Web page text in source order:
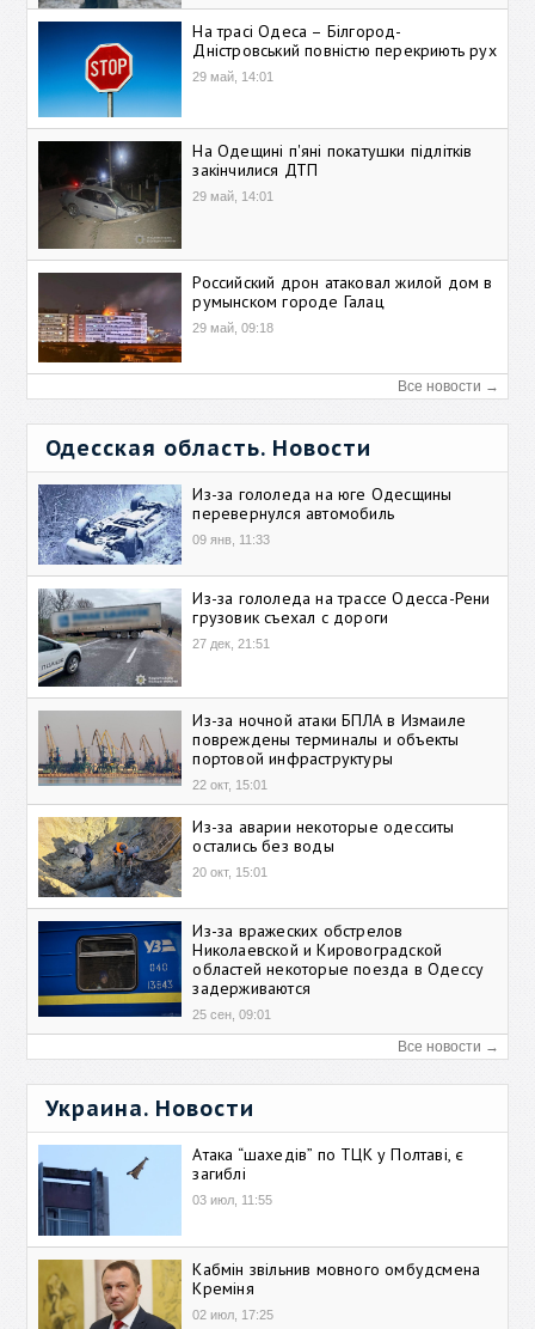
На трасі Одеса – Білгород-
Дністровський повністю перекриють рух
29 май, 14:01
На Одещині п'яні покатушки підлітків
закінчилися ДТП
29 май, 14:01
Российский дрон атаковал жилой дом в
румынском городе Галац
29 май, 09:18
Все новости →
Одесская область. Новости
Из-за гололеда на юге Одесщины
перевернулся автомобиль
09 янв, 11:33
Из-за гололеда на трассе Одесса-Рени
грузовик съехал с дороги
27 дек, 21:51
Из-за ночной атаки БПЛА в Измаиле
повреждены терминалы и объекты
портовой инфраструктуры
22 окт, 15:01
Из-за аварии некоторые одесситы
остались без воды
20 окт, 15:01
Из-за вражеских обстрелов
Николаевской и Кировоградской
областей некоторые поезда в Одессу
задерживаются
25 сен, 09:01
Все новости →
Украина. Новости
Атака “шахедів” по ТЦК у Полтаві, є
загиблі
03 июл, 11:55
Кабмін звільнив мовного омбудсмена
Креміня
02 июл, 17:25